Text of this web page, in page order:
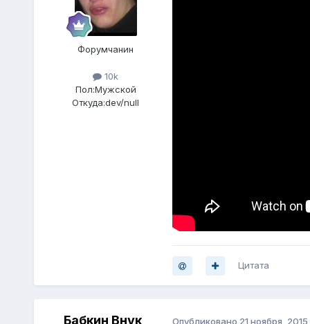
Форумчанин
10k
Пол:Мужской
Откуда:dev/null
Цитата
Бабкин Внук Опубликовано 21 ноября, 2015